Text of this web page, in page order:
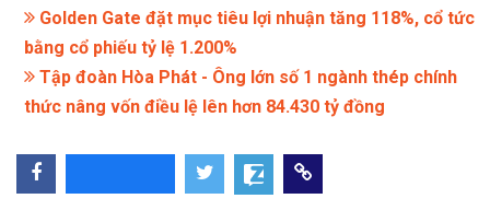
Golden Gate đặt mục tiêu lợi nhuận tăng 118%, cổ tức
bằng cổ phiếu tỷ lệ 1.200%
Tập đoàn Hòa Phát - Ông lớn số 1 ngành thép chính
thức nâng vốn điều lệ lên hơn 84.430 tỷ đồng